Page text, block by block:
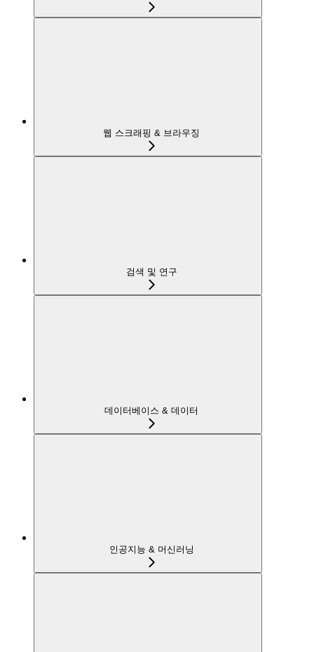
웹 스크래핑 & 브라우징
검색 및 연구
데이터베이스 & 데이터
인공지능 & 머신러닝